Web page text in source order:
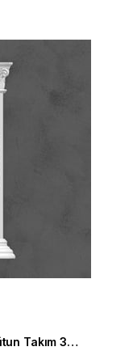
Poliüretan Yarım Yivli Sütun Takım 30cm